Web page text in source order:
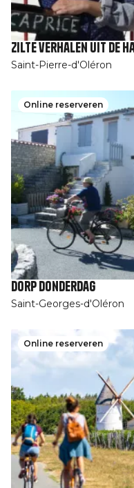
Zilte verhalen uit de
Saint-Pierre-d'Oléron
Online reserveren
Dorp Donderdag
Saint-Georges-d'Oléron
Online reserveren